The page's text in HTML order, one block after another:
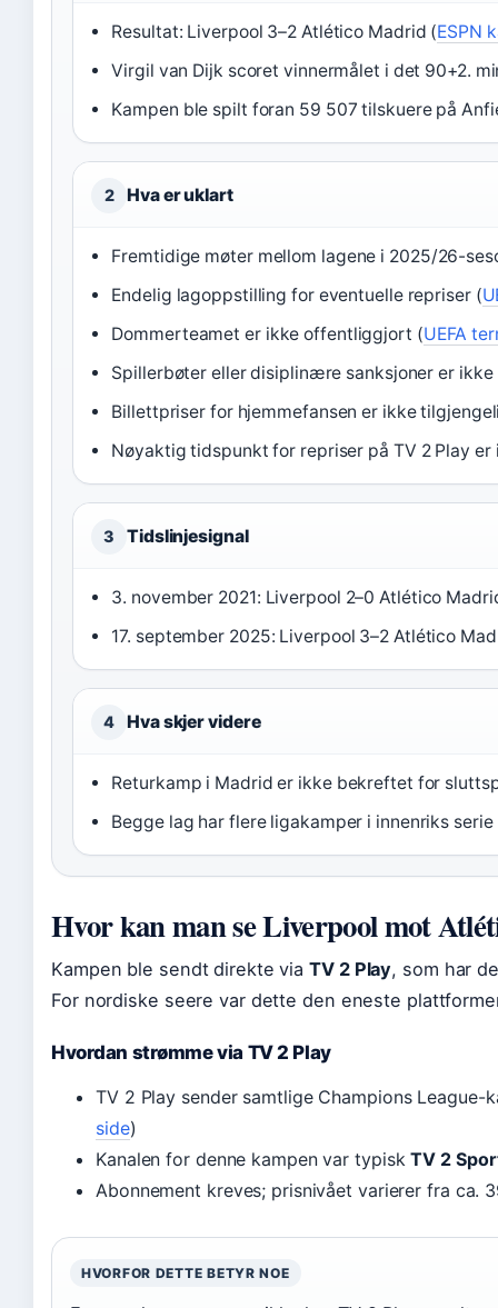
Resultat: Liverpool 3–2 Atlético Madrid (ESPN
Virgil van Dijk scoret vinnermålet i det 90+2.
Kampen ble spilt foran 59 507 tilskuere på
2 Hva er uklart
Fremtidige møter mellom lagene i 2025/26-
Endelig lagoppstilling for eventuelle repriser (
Dommerteamet er ikke offentliggjort (UEFA
Spillerbøter eller disiplinære sanksjoner er
Billettpriser for hjemmefansen er ikke
Nøyaktig tidspunkt for repriser på TV 2 Play
3 Tidslinjesignal
3. november 2021: Liverpool 2–0 Atlético
17. september 2025: Liverpool 3–2 Atlético
4 Hva skjer videre
Returkamp i Madrid er ikke bekreftet for
Begge lag har flere ligakamper i innenriks serie
Hvor kan man se Liverpool mot
Kampen ble sendt direkte viaTV 2 Play, som har
For nordiske seere var dette den eneste
Hvordan strømme via TV 2 Play
TV 2 Play sender samtlige Champions
side)
Kanalen for denne kampen var typiskTV 2
Abonnement kreves; prisnivået varierer fra ca.
HVORFOR DETTE BETYR NOE